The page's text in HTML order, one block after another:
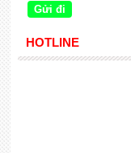
HOTLINE